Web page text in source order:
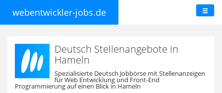
webentwickler-jobs.de
Deutsch Stellenangebote in
Hameln
Spezialisierte Deutsch Jobbörse mit Stellenanzeigen
für Web Entwicklung und Front-End
Programmierung auf einen Blick in Hameln